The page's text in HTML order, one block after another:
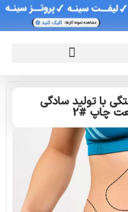
با تولید سادگی
چاپ #2